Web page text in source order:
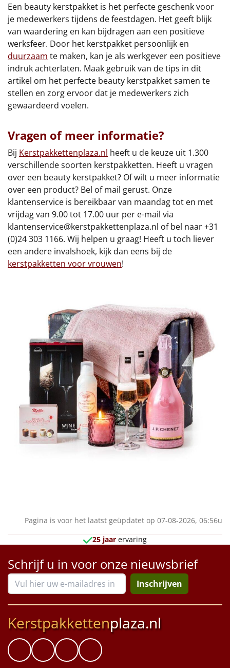
Een beauty kerstpakket is het perfecte geschenk voor
je medewerkers tijdens de feestdagen. Het geeft blijk
van waardering en kan bijdragen aan een positieve
werksfeer. Door het kerstpakket persoonlijk en
duurzaam te maken, kan je als werkgever een positieve
indruk achterlaten. Maak gebruik van de tips in dit
artikel om het perfecte beauty kerstpakket samen te
stellen en zorg ervoor dat je medewerkers zich
gewaardeerd voelen.
Vragen of meer informatie?
Bij Kerstpakkettenplaza.nl heeft u de keuze uit 1.300
verschillende soorten kerstpakketten. Heeft u vragen
over een beauty kerstpakket? Of wilt u meer informatie
over een product? Bel of mail gerust. Onze
klantenservice is bereikbaar van maandag tot en met
vrijdag van 9.00 tot 17.00 uur per e-mail via
klantenservice@kerstpakkettenplaza.nl of bel naar +31
(0)24 303 1166. Wij helpen u graag! Heeft u toch liever
een andere invalshoek, kijk dan eens bij de
kerstpakketten voor vrouwen!
Pagina is voor het laatst geüpdatet op 07-08-2026, 06:56u
25 jaar ervaring
Schrijf u in voor onze nieuwsbrief
Inschrijven
Kerstpakkettenplaza.nl